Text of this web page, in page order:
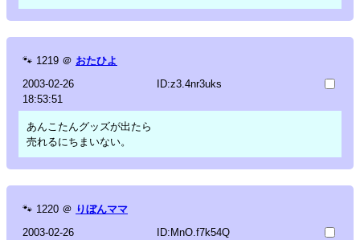
🐾 1219 ＠ おたひよ
2003-02-26
18:53:51
ID:z3.4nr3uks
あんこたんグッズが出たら
売れるにちまいない。
🐾 1220 ＠ りぼんママ
2003-02-26
ID:MnO.f7k54Q